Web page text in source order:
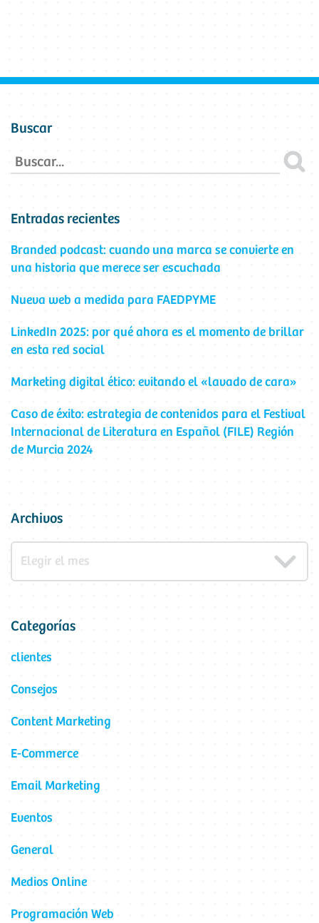
Buscar
Entradas recientes
Branded podcast: cuando una marca se convierte en
una historia que merece ser escuchada
Nueva web a medida para FAEDPYME
LinkedIn 2025: por qué ahora es el momento de brillar
en esta red social
Marketing digital ético: evitando el «lavado de cara»
Caso de éxito: estrategia de contenidos para el Festival
Internacional de Literatura en Español (FILE) Región
de Murcia 2024
Archivos
Categorías
clientes
Consejos
Content Marketing
E-Commerce
Email Marketing
Eventos
General
Medios Online
Programación Web